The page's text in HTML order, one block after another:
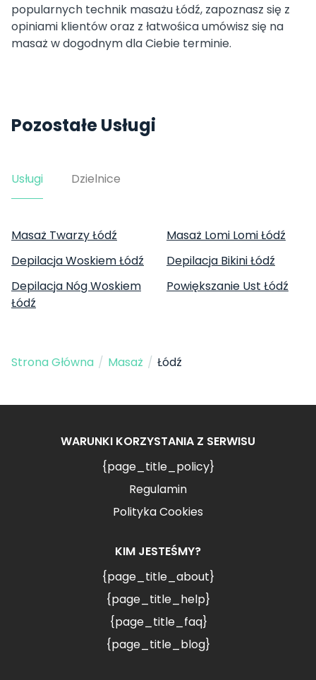
popularnych technik masażu Łódź, zapoznasz się z
opiniami klientów oraz z łatwośica umówisz się na
masaż w dogodnym dla Ciebie terminie.
Pozostałe Usługi
Usługi Dzielnice
Masaż Twarzy Łódź
Masaż Lomi Lomi Łódź
Depilacja Woskiem Łódź
Depilacja Bikini Łódź
Depilacja Nóg Woskiem
Łódź
Powiększanie Ust Łódź
Strona Główna / Masaż / Łódź
WARUNKI KORZYSTANIA Z SERWISU
{page_title_policy}
Regulamin
Polityka Cookies
KIM JESTEŚMY?
{page_title_about}
{page_title_help}
{page_title_faq}
{page_title_blog}